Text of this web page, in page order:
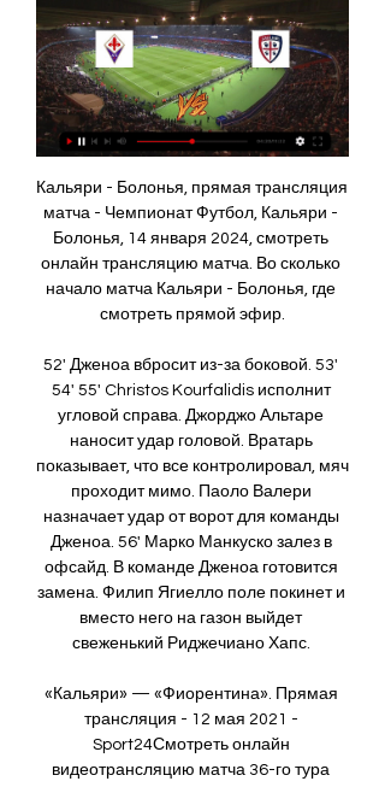
Кальяри - Болонья, прямая трансляция
матча - Чемпионат Футбол, Кальяри -
Болонья, 14 января 2024, смотреть
онлайн трансляцию матча. Во сколько
начало матча Кальяри - Болонья, где
смотреть прямой эфир.
52' Дженоа вбросит из-за боковой. 53'
54' 55' Christos Kourfalidis исполнит
угловой справа. Джорджо Альтаре
наносит удар головой. Вратарь
показывает, что все контролировал, мяч
проходит мимо. Паоло Валери
назначает удар от ворот для команды
Дженоа. 56' Марко Манкуско залез в
офсайд. В команде Дженоа готовится
замена. Филип Ягиелло поле покинет и
вместо него на газон выйдет
свеженький Риджечиано Хапс.
«Кальяри» — «Фиорентина». Прямая
трансляция - 12 мая 2021 -
Sport24Смотреть онлайн
видеотрансляцию матча 36-го тура